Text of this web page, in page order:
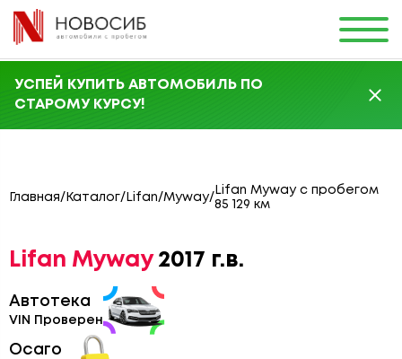
УСПЕЙ КУПИТЬ АВТОМОБИЛЬ ПО
СТАРОМУ КУРСУ!
Главная/ Каталог/ Lifan/Myway/
Lifan Myway с пробегом
85 129 км
Lifan Myway2017 г.в.
Автотека
VIN Проверен
Осаго